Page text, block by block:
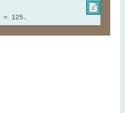

= 125.